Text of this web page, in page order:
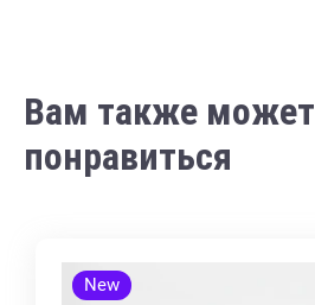
Вам также может
понравиться
New